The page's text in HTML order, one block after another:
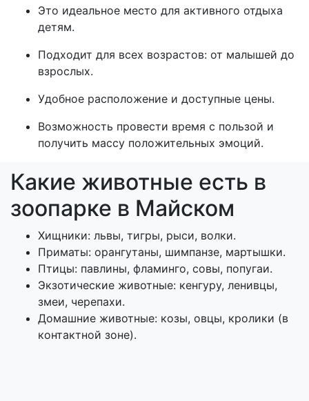
Это идеальное место для активного отдыха
детям.
Подходит для всех возрастов: от малышей до
взрослых.
Удобное расположение и доступные цены.
Возможность провести время с пользой и
получить массу положительных эмоций.
Какие животные есть в
зоопарке в Майском
Хищники: львы, тигры, рыси, волки.
Приматы: орангутаны, шимпанзе, мартышки.
Птицы: павлины, фламинго, совы, попугаи.
Экзотические животные: кенгуру, ленивцы,
змеи, черепахи.
Домашние животные: козы, овцы, кролики (в
контактной зоне).